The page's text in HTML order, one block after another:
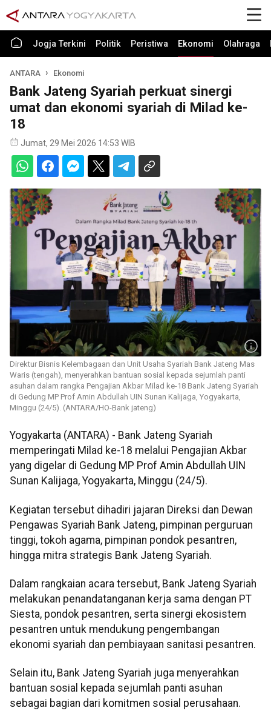
Jogja Terkini Politik Peristiwa Ekonomi Olahraga
ANTARA Ekonomi
Bank Jateng Syariah perkuat sinergi
umat dan ekonomi syariah di Milad ke-
18
Jumat, 29 Mei 2026 14:53 WIB
Direktur Bisnis Kelembagaan dan Unit Usaha Syariah Bank Jateng Mas
Waris (tengah), menyerahkan bantuan sosial kepada sejumlah panti
asuhan dalam rangka Pengajian Akbar Milad ke-18 Bank Jateng Syariah
di Gedung MP Prof Amin Abdullah UIN Sunan Kalijaga, Yogyakarta,
Minggu (24/5). (ANTARA/HO-Bank jateng)
Yogyakarta (ANTARA) - Bank Jateng Syariah
memperingati Milad ke-18 melalui Pengajian Akbar
yang digelar di Gedung MP Prof Amin Abdullah UIN
Sunan Kalijaga, Yogyakarta, Minggu (24/5).
Kegiatan tersebut dihadiri jajaran Direksi dan Dewan
Pengawas Syariah Bank Jateng, pimpinan perguruan
tinggi, tokoh agama, pimpinan pondok pesantren,
hingga mitra strategis Bank Jateng Syariah.
Dalam rangkaian acara tersebut, Bank Jateng Syariah
melakukan penandatanganan kerja sama dengan PT
Siesta, pondok pesantren, serta sinergi ekosistem
pesantren untuk mendukung pengembangan
ekonomi syariah dan pembiayaan sanitasi pesantren.
Selain itu, Bank Jateng Syariah juga menyerahkan
bantuan sosial kepada sejumlah panti asuhan
sebagai bagian dari komitmen sosial perusahaan.